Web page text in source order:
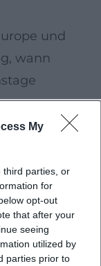
My
third parties, or
for
opt-out
that after your
seeing
utilized by
parties prior to
und
wann
folgen
lokaler
ups,
limitierte